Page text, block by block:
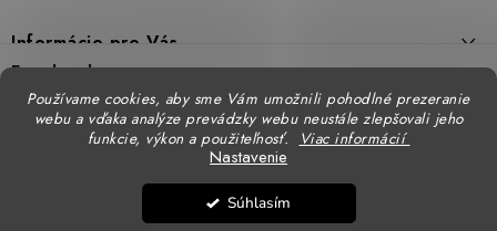
Používame cookies, aby sme Vám umožnili pohodlné prezeranie
webu a vďaka analýze prevádzky webu neustále zlepšovali jeho
funkcie, výkon a použiteľnosť.
Viac informácií
Nastavenie
Súhlasím
i
Prečo DUAL BP
Predajne
Doprava
Informácie pre Vás
Formulár na výmenu tovaru
Facebook
Katalógy
STENSO - kompletné OOPP
CXS - kompletné OOPP